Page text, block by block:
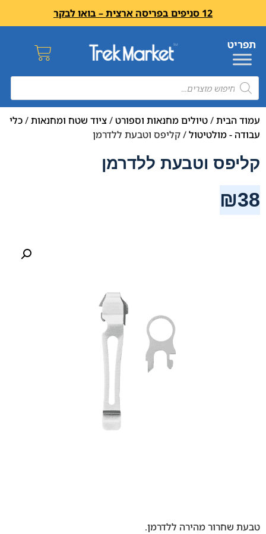
12 סניפים בפריסה ארצית – בואו לבקר
עמוד הבית/טיולים מחנאות וספורט/ציוד שטח ומחנאות/כלי
עבודה - מולטיטול/ קליפס וטבעת ללדרמן
קליפס וטבעת ללדרמן
₪38
טבעת שחרור מהירה ללדרמן.